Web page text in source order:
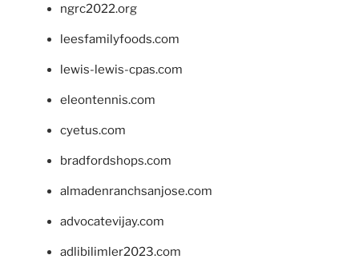
ngrc2022.org
leesfamilyfoods.com
lewis-lewis-cpas.com
eleontennis.com
cyetus.com
bradfordshops.com
almadenranchsanjose.com
advocatevijay.com
adlibilimler2023.com